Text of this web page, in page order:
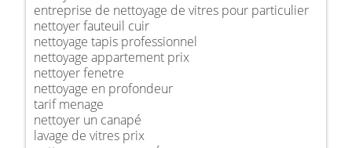
entreprise de nettoyage de vitres pour particulier
nettoyer fauteuil cuir
nettoyage tapis professionnel
nettoyage appartement prix
nettoyer fenetre
nettoyage en profondeur
tarif menage
nettoyer un canapé
lavage de vitres prix